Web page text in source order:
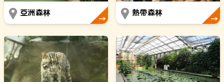
亞洲森林 熱帶森林